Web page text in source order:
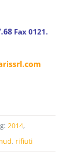
Fax 0121.
2014,
, rifiuti